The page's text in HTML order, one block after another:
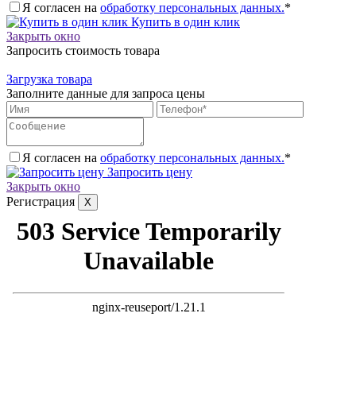
Я согласен на обработку персональных данных.*
Купить в один клик
Закрыть окно
Запросить стоимость товара
Загрузка товара
Заполните данные для запроса цены
Я согласен на обработку персональных данных.*
Запросить цену
Закрыть окно
Регистрация
X